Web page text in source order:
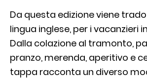
Da questa edizione viene
lingua inglese, per i vacanzieri
Dalla colazione al tramonto,
pranzo, merenda, aperitivo e
tappa racconta un diverso